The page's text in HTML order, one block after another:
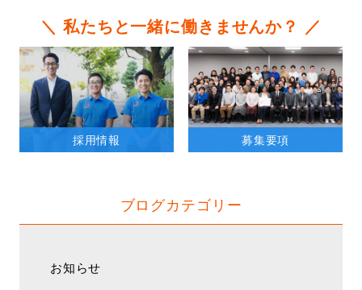
＼ 私たちと一緒に働きませんか？ ／
採用情報 募集要項
ブログカテゴリー
お知らせ